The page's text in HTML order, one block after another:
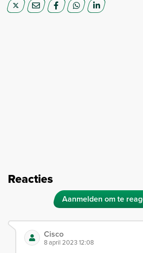
Reacties
Aanmelden om te
Cisco
8 april 2023 12:08